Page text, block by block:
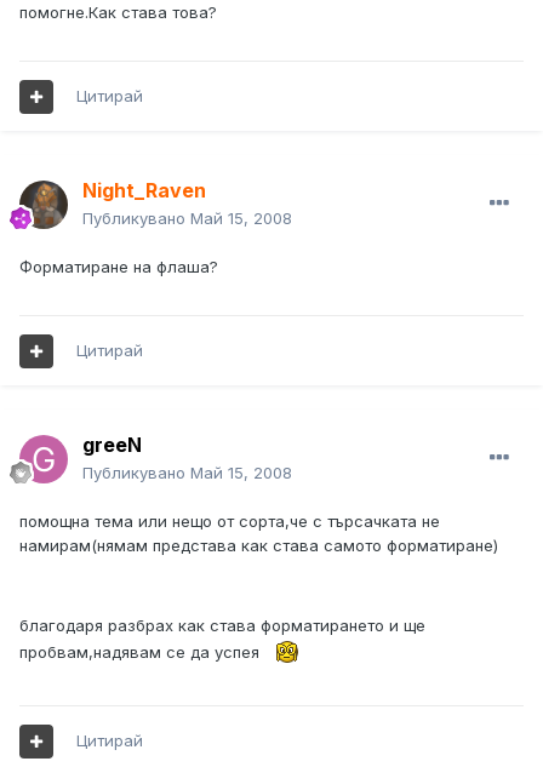
помогне.Как става това?
Цитирай
Night_Raven
Публикувано Май 15, 2008
Форматиране на флаша?
Цитирай
greeN
Публикувано Май 15, 2008
помощна тема или нещо от сорта,че с търсачката не
намирам(нямам представа как става самото форматиране)
благодаря разбрах как става форматирането и ще
пробвам,надявам се да успея
Цитирай